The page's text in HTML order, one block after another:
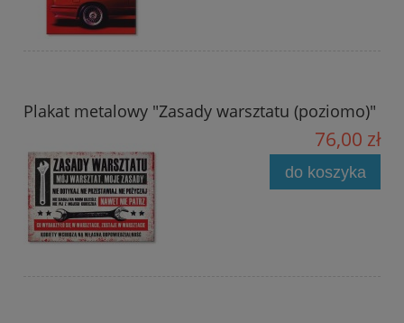
Plakat metalowy "Zasady warsztatu (poziomo)"
76,00 zł
do koszyka